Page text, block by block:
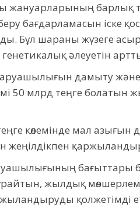
барлық
бағдарламасын іске
Бұл шараны жүзеге
әлеуетін
дамыту
50 млрд теңге болатын
көлемінде мал
жеңілдікпен
бағыттары
жылдық
қолжетімді